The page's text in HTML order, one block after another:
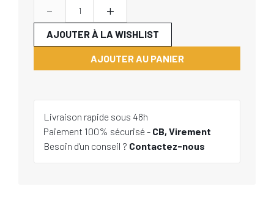
- +
AJOUTER AU PANIER
AJOUTER À LA WISHLIST
Livraison rapide sous 48h
Paiement 100% sécurisé - CB, Virement
Besoin d'un conseil ? Contactez-nous